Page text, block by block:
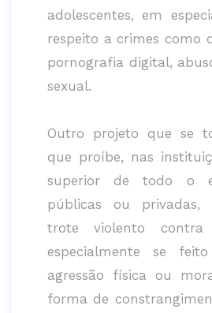
adolescentes, em
respeito a crimes como
pornografia digital,
sexual.
Outro projeto que se
que proíbe, nas
superior de todo o
públicas ou
trote violento contra
especialmente se
agressão física ou
forma de